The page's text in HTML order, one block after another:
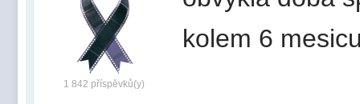
1 842 příspěvků(y)
kolem 6